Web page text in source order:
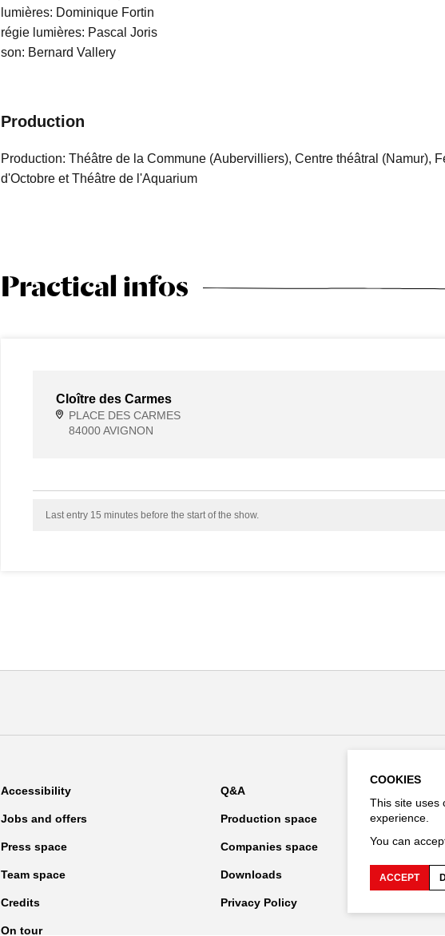
lumières: Dominique Fortin
régie lumières: Pascal Joris
son: Bernard Vallery
Production
Production: Théâtre de la Commune (Aubervilliers), Centre théâtral (Namur),
d'Octobre et Théâtre de l'Aquarium
Practical infos
Cloître des Carmes
PLACE DES CARMES
84000 AVIGNON
Last entry 15 minutes before the start of the show.
Accessibility Q&A
Jobs and offers Production space
Press space Companies space
Team space Downloads
Credits Privacy Policy
On tour
COOKIES
This site uses
experience.
You can
ACCEPT